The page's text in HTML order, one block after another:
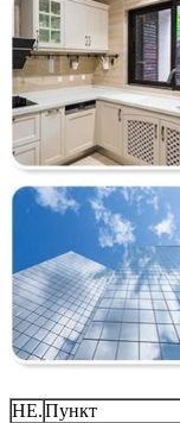
НЕ.Пункт